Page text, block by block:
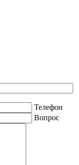
Телефон
Вопрос